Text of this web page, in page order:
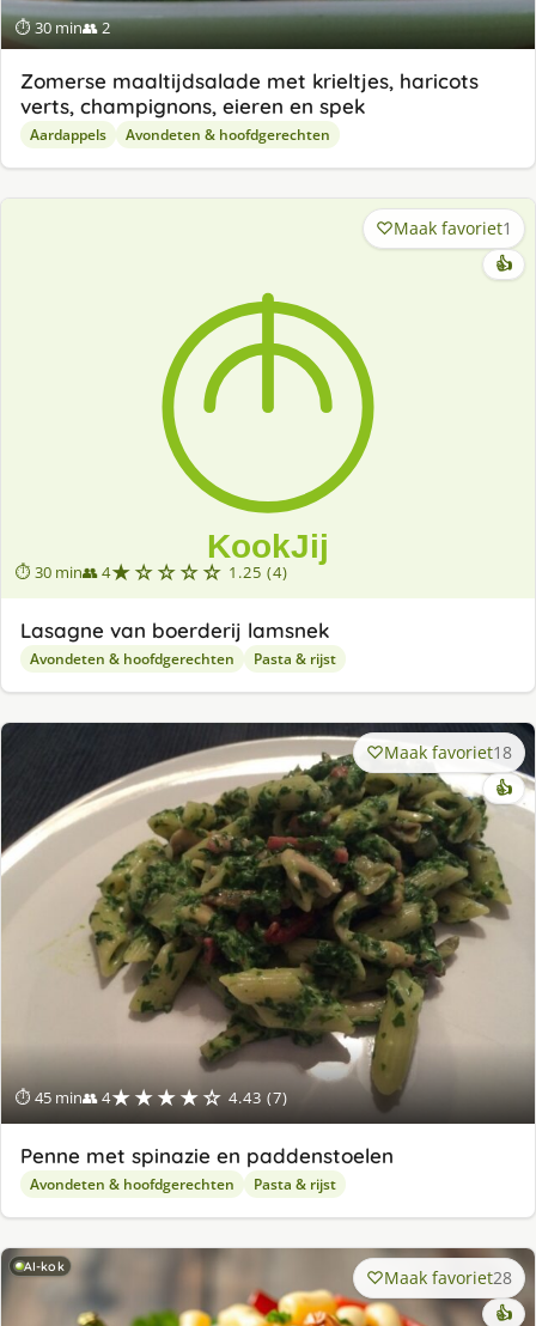
⏱ 30 min👥 2
Zomerse maaltijdsalade met krieltjes, haricots
verts, champignons, eieren en spek
Aardappels Avondeten & hoofdgerechten
⏱ 30 min👥 4★☆☆☆☆ 1.25 (4)
Maak favoriet1
👍
Lasagne van boerderij lamsnek
Avondeten & hoofdgerechten Pasta & rijst
⏱ 45 min👥 4★★★★☆ 4.43 (7)
Maak favoriet18
👍
Penne met spinazie en paddenstoelen
Avondeten & hoofdgerechten Pasta & rijst
AI-kok Maak favoriet28
👍